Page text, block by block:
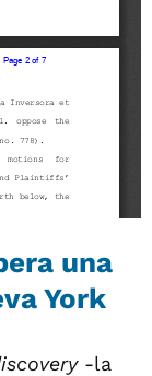
una
York
-la